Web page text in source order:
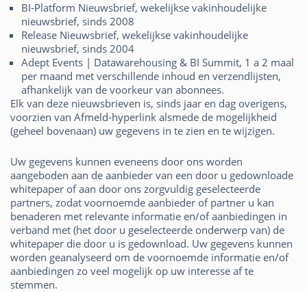
BI-Platform Nieuwsbrief, wekelijkse vakinhoudelijke
nieuwsbrief, sinds 2008
Release Nieuwsbrief, wekelijkse vakinhoudelijke
nieuwsbrief, sinds 2004
Adept Events | Datawarehousing & BI Summit, 1 a 2 maal
per maand met verschillende inhoud en verzendlijsten,
afhankelijk van de voorkeur van abonnees.
Elk van deze nieuwsbrieven is, sinds jaar en dag overigens,
voorzien van Afmeld-hyperlink alsmede de mogelijkheid
(geheel bovenaan) uw gegevens in te zien en te wijzigen.
Uw gegevens kunnen eveneens door ons worden
aangeboden aan de aanbieder van een door u gedownloade
whitepaper of aan door ons zorgvuldig geselecteerde
partners, zodat voornoemde aanbieder of partner u kan
benaderen met relevante informatie en/of aanbiedingen in
verband met (het door u geselecteerde onderwerp van) de
whitepaper die door u is gedownload. Uw gegevens kunnen
worden geanalyseerd om de voornoemde informatie en/of
aanbiedingen zo veel mogelijk op uw interesse af te
stemmen.